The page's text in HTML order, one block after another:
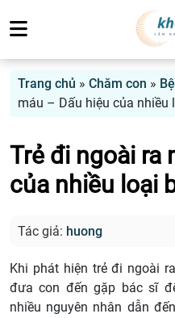
Trang chủ » Chăm con »
máu – Dấu hiệu của nhiều
Trẻ đi ngoài ra
của nhiều loại
Tác giả: huong
Khi phát hiện trẻ đi ngoài
đưa con đến gặp bác sĩ
nhiều nguyên nhân dẫn